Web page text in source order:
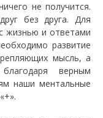
не получится.
без друга. Для
жизнью и ответами
развитие
мысль, а
верным
наши ментальные